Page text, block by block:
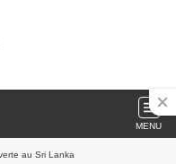
MENU
au Sri Lanka